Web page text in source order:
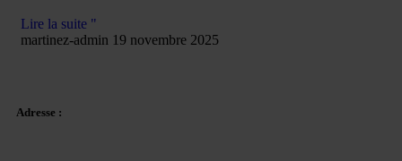
Lire la suite "
martinez-admin 19 novembre 2025
Adresse :